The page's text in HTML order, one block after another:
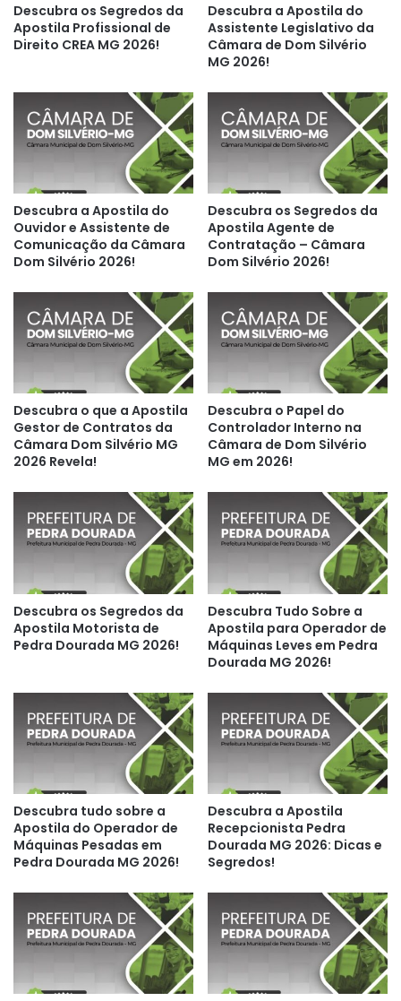
Descubra os Segredos da
Apostila Profissional de
Direito CREA MG 2026!
Descubra a Apostila do
Assistente Legislativo da
Câmara de Dom Silvério
MG 2026!
Descubra a Apostila do
Ouvidor e Assistente de
Comunicação da Câmara
Dom Silvério 2026!
Descubra os Segredos da
Apostila Agente de
Contratação – Câmara
Dom Silvério 2026!
Descubra o que a Apostila
Gestor de Contratos da
Câmara Dom Silvério MG
2026 Revela!
Descubra o Papel do
Controlador Interno na
Câmara de Dom Silvério
MG em 2026!
Descubra os Segredos da
Apostila Motorista de
Pedra Dourada MG 2026!
Descubra Tudo Sobre a
Apostila para Operador de
Máquinas Leves em Pedra
Dourada MG 2026!
Descubra tudo sobre a
Apostila do Operador de
Máquinas Pesadas em
Pedra Dourada MG 2026!
Descubra a Apostila
Recepcionista Pedra
Dourada MG 2026: Dicas e
Segredos!